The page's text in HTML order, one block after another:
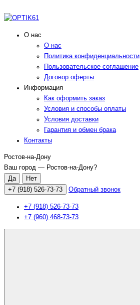
О нас
О нас
Политика конфиденциальности
Пользовательское соглашение
Договор оферты
Информация
Как оформить заказ
Условия и способы оплаты
Условия доставки
Гарантия и обмен брака
Контакты
Ростов-на-Дону
Ваш город — Ростов-на-Дону?
+7 (918) 526-73-73 Обратный звонок
+7 (918) 526-73-73
+7 (960) 468-73-73